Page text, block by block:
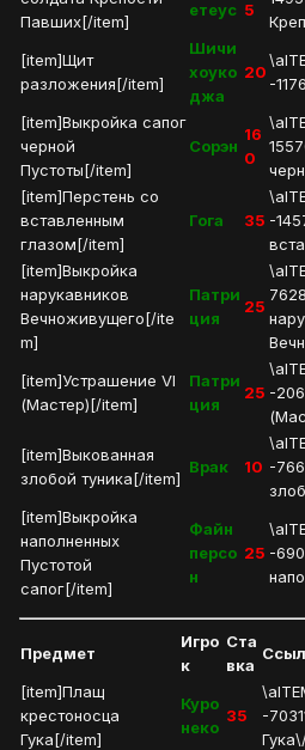
Павших[/item]
етеус 5
[item]Щит
разложения[/item]
Шичи
хоуко
джа
20
-
[item]Выкройка сапог
черной
Пустоты[/item]
Сорэн
16
0
[item]Перстень со
вставленным
глазом[/item]
Гога 35 -
[item]Выкройка
нарукавников
Вечноживущего[/ite
m]
Патри
ция
25
[item]Устрашение VI
(Мастер)[/item]
Патри
ция
25 -
[item]Выкованная
злобой туника[/item]
Врак 10 -
[item]Выкройка
наполненных
Пустотой
сапог[/item]
Файн
персо
н
25 -
Предмет
Игро
к
Ста
вка
[item]Плащ
крестоносца
Гука[/item]
Куро
неко
35
-